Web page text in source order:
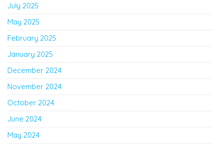
July 2025
May 2025
February 2025
January 2025
December 2024
November 2024
October 2024
June 2024
May 2024